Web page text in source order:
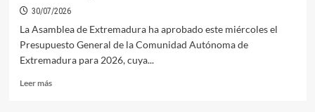
30/07/2026
La Asamblea de Extremadura ha aprobado este miércoles el
Presupuesto General de la Comunidad Autónoma de
Extremadura para 2026, cuya...
Leer másLeer